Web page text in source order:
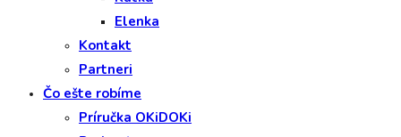
Elenka
Kontakt
Partneri
Čo ešte robíme
Príručka OKiDOKi